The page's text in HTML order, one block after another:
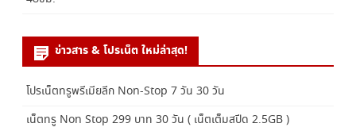
ข่าวสาร & โปรเน็ต ใหม่ล่าสุด!
โปรเน็ตทรูพรีเมียลีก Non-Stop 7 วัน 30 วัน
เน็ตทรู Non Stop 299 บาท 30 วัน ( เน็ตเต็มสปีด 2.5GB )